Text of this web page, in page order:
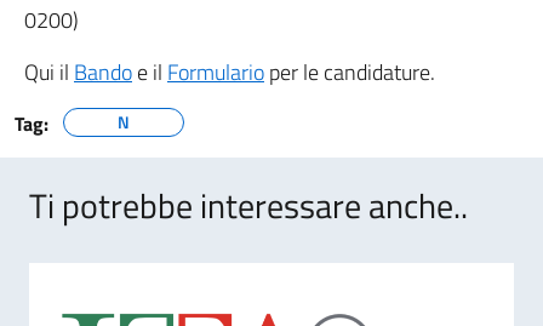
0200)
Qui il Bandoe il Formularioper le candidature.
Tag: N
Ti potrebbe interessare anche..